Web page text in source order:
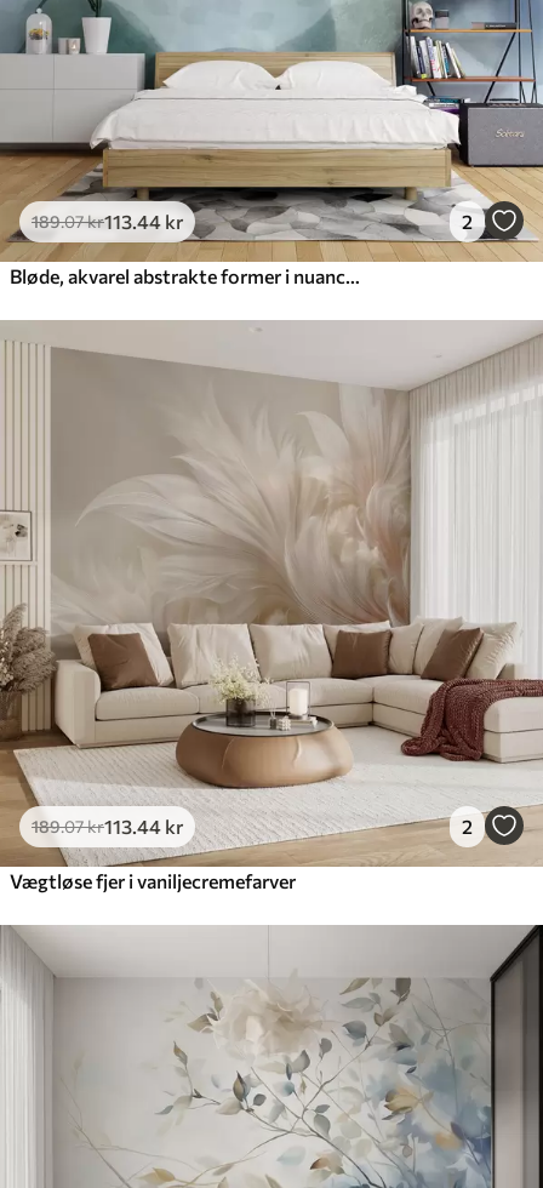
189.07kr113 .44 kr 2
189.07kr113 .44 kr 2
Vægtløse fjer i vaniljecremefarver